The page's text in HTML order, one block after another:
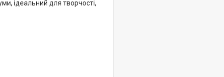
ідеальний для творчості,